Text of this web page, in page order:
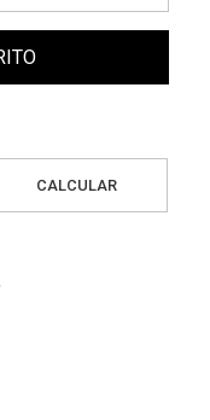
CALCULAR